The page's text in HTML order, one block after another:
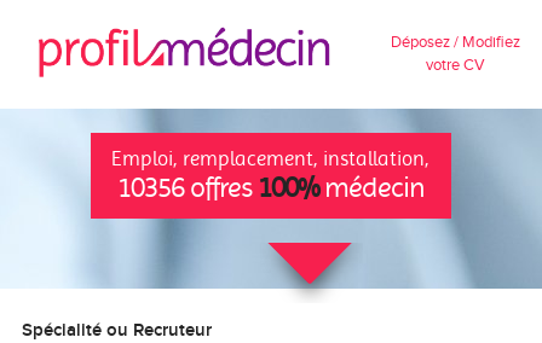
Déposez / Modifiez
votre CV
Emploi, remplacement, installation,
10356 offres 100%médecin
Spécialité ou Recruteur